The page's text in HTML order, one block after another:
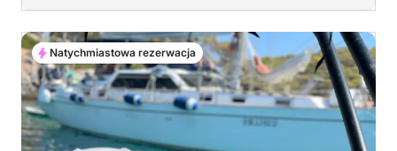
Natychmiastowa rezerwacja